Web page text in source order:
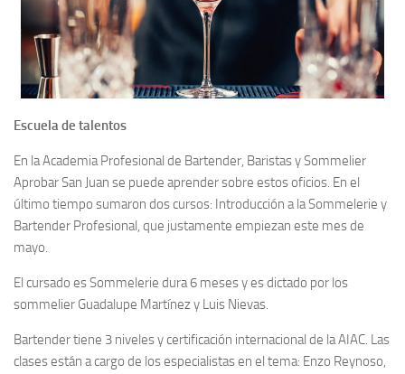
Escuela de talentos
En la Academia Profesional de Bartender, Baristas y Sommelier
Aprobar San Juan se puede aprender sobre estos oficios. En el
último tiempo sumaron dos cursos: Introducción a la Sommelerie y
Bartender Profesional, que justamente empiezan este mes de
mayo.
El cursado es Sommelerie dura 6 meses y es dictado por los
sommelier Guadalupe Martínez y Luis Nievas.
Bartender tiene 3 niveles y certificación internacional de la AIAC. Las
clases están a cargo de los especialistas en el tema: Enzo Reynoso,